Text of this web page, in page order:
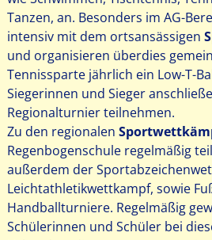
Tanzen, an. Besonders im AG-
intensiv mit dem ortsansässigen
und organisieren überdies
Tennissparte jährlich ein Low-T-
Siegerinnen und Sieger
Regionalturnier teilnehmen.
Zu den regionalen
Regenbogenschule regelmäßig
außerdem der
Leichtathletikwettkampf, sowie
Handballturniere. Regelmäßig
Schülerinnen und Schüler bei